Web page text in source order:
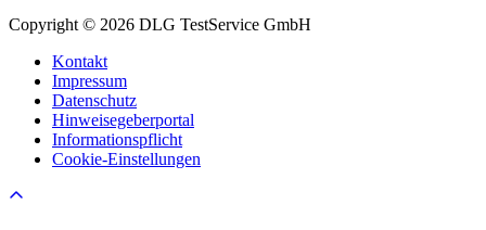
Copyright © 2026 DLG TestService GmbH
Kontakt
Impressum
Datenschutz
Hinweisegeberportal
Informationspflicht
Cookie-Einstellungen